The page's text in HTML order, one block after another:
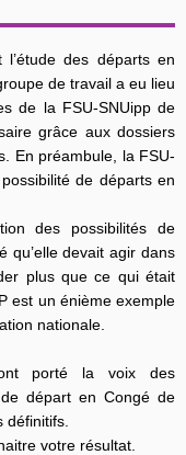
des départs en
de travail a eu lieu
de la FSU-SNUipp de
grâce aux dossiers
En préambule, la FSU-
de départs en
des possibilités de
qu’elle devait agir dans
plus que ce qui était
est un énième exemple
nationale.
ont porté la voix des
départ en Congé de
définitifs.
votre résultat.